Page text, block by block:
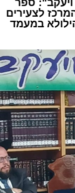
לצעירים
במעמד